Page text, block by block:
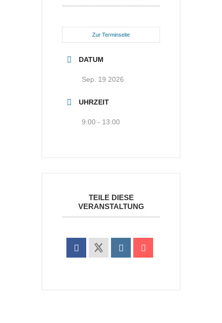
Zur Terminseite
DATUM
Sep. 19 2026
UHRZEIT
9:00 - 13:00
TEILE DIESE
VERANSTALTUNG